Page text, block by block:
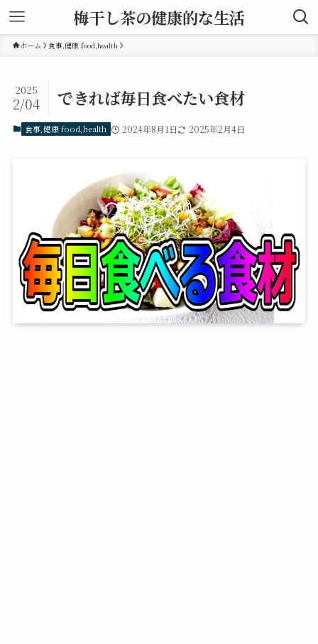
梅干し茶の健康的な生活
ホーム 食事,健康 food,health
できれば毎日食べたい食材
2025
2/04
食事,健康 food,health 2024年8月1日 2025年2月4日